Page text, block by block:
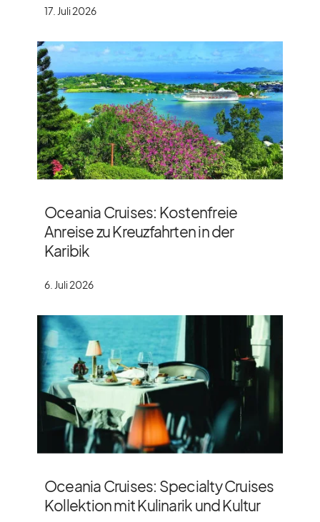
17. Juli 2026
Oceania Cruises: Kostenfreie
Anreise zu Kreuzfahrten in der
Karibik
6. Juli 2026
Oceania Cruises: Specialty Cruises
Kollektion mit Kulinarik und Kultur